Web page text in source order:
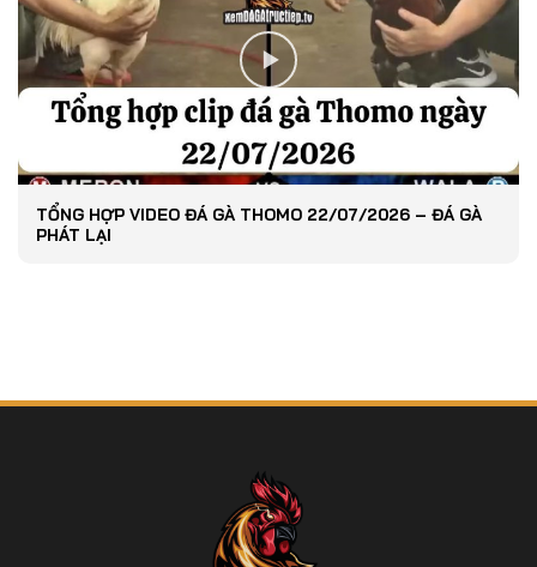
TỔNG HỢP VIDEO ĐÁ GÀ THOMO 22/07/2026 – ĐÁ GÀ
PHÁT LẠI